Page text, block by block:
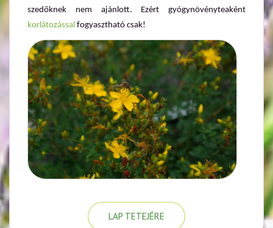
szedőknek nem ajánlott. Ezért gyógynövényteaként
korlátozással fogyasztható csak!
LAP TETEJÉRE